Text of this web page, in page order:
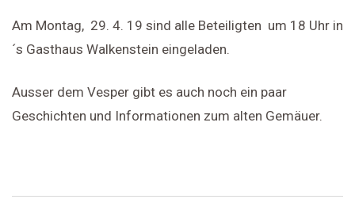
Am Montag, 29. 4. 19 sind alle Beteiligten um 18 Uhr in
´s Gasthaus Walkenstein eingeladen.
Ausser dem Vesper gibt es auch noch ein paar
Geschichten und Informationen zum alten Gemäuer.